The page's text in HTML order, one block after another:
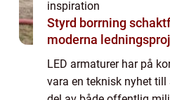
inspiration
Styrd borrning schaktfri teknik för
moderna
LED armaturer har på
vara en teknisk nyhet